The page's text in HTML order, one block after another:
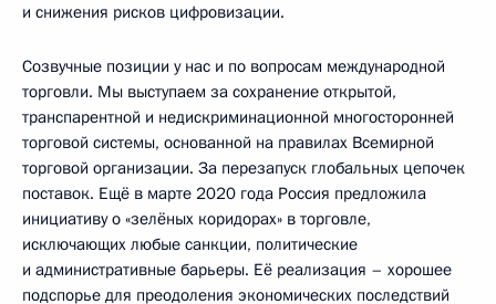
и снижения рисков цифровизации.
Созвучные позиции у нас и по вопросам международной
торговли. Мы выступаем за сохранение открытой,
транспарентной и недискриминационной многосторонней
торговой системы, основанной на правилах Всемирной
торговой организации. За перезапуск глобальных цепочек
поставок. Ещё в марте 2020 года Россия предложила
инициативу о «зелёных коридорах» в торговле,
исключающих любые санкции, политические
и административные барьеры. Её реализация – хорошее
подспорье для преодоления экономических последствий